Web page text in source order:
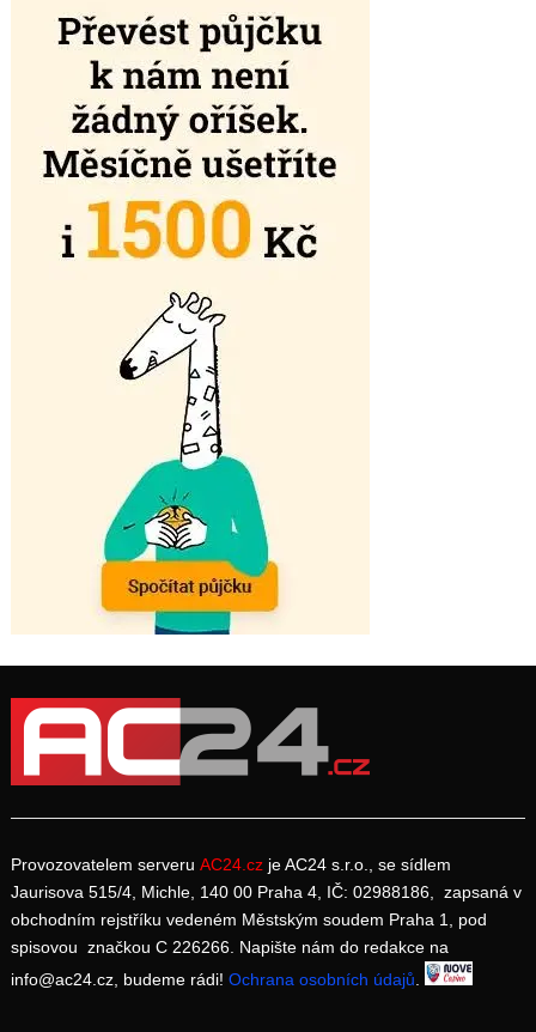
Provozovatelem serveru AC24.cz je AC24 s.r.o., se sídlem
Jaurisova 515/4, Michle, 140 00 Praha 4, IČ: 02988186, zapsaná v
obchodním rejstříku vedeném Městským soudem Praha 1, pod
spisovou značkou C 226266. Napište nám do redakce na
info@ac24.cz, budeme rádi! Ochrana osobních údajů.